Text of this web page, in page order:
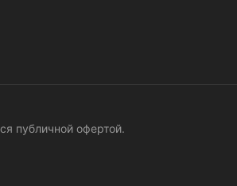
публичной офертой.